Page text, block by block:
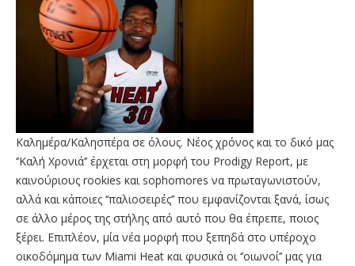
Καλημέρα/Καλησπέρα σε όλους. Νέος χρόνος και το δικό μας
‘’Καλή Χρονιά’’ έρχεται στη μορφή του Prodigy Report, με
καινούριους rookies και sophomores να πρωταγωνιστούν,
αλλά και κάποιες ‘’παλιοσειρές’’ που εμφανίζονται ξανά, ίσως
σε άλλο μέρος της στήλης από αυτό που θα έπρεπε, ποιος
ξέρει. Επιπλέον, μία νέα μορφή που ξεπηδά στο υπέροχο
οικοδόμημα των Miami Heat και φυσικά οι ‘’οιωνοί’’ μας για